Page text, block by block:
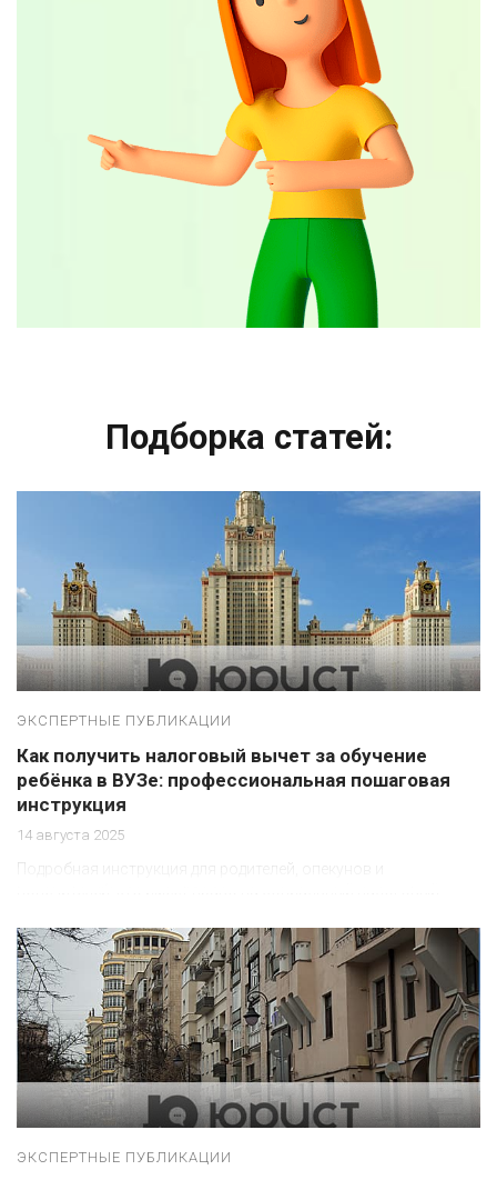
Подборка статей:
ЭКСПЕРТНЫЕ ПУБЛИКАЦИИ
Как получить налоговый вычет за обучение
ребёнка в ВУЗе: профессиональная пошаговая
инструкция
14 августа 2025
Подробная инструкция для родителей, опекунов и
ЭКСПЕРТНЫЕ ПУБЛИКАЦИИ